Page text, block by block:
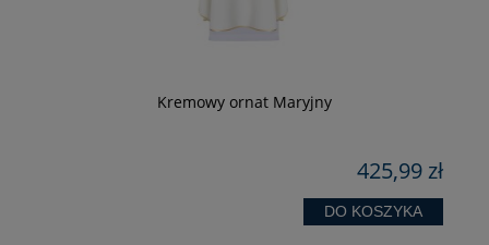
Kremowy ornat Maryjny
425,99 zł
DO KOSZYKA